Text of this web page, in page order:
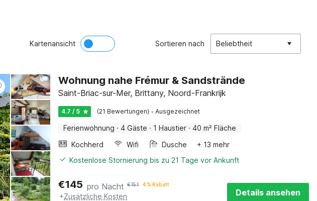
Kartenansicht Sortieren nach Beliebtheit
Wohnung nahe Frémur & Sandstrände
Saint-Briac-sur-Mer, Brittany, Noord-Frankrijk
4.7 / 5 (21 Bewertungen) · Ausgezeichnet
Ferienwohnung · 4 Gäste · 1 Haustier · 40 m² Fläche
Kochherd
Wifi Dusche
+ 13 mehr
Kostenlose Stornierung bis zu 21 Tage vor Ankunft
€145 pro Nacht €151 4 % Rabatt
+Zusätzliche Kosten Details ansehen